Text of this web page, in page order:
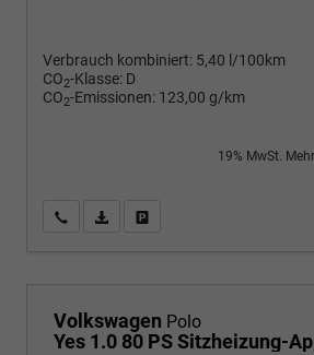
Verbrauch kombiniert: 5,40 l/100km
CO2-Klasse: D
CO2-Emissionen: 123,00 g/km
19% MwSt.
Wir rufen Sie anPDF-Fahrzeugexposé drucken
Volkswagen Polo